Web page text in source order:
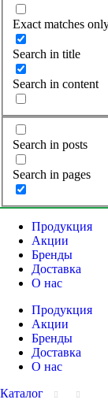
Exact matches
Search in title
Search in content
Search in posts
Search in pages
Продукция
Акции
Бренды
Доставка
О нас
Продукция
Акции
Бренды
Доставка
О нас
Каталог